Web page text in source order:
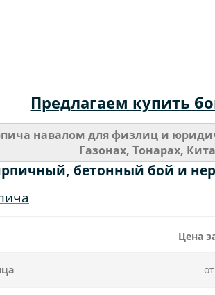
Предлагаем купить
навалом для физлиц и
Газонах, Тонарах,
бетонный бой и
Цена